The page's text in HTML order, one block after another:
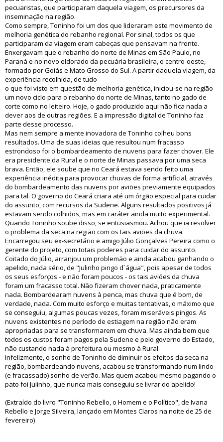
pecuaristas, que participaram daquela viagem, os precursores da
inseminação na região.
Como sempre, Toninho foi um dos que lideraram este movimento de
melhoria genética do rebanho regional. Por sinal, todos os que
participaram da viagem eram cabeças que pensavam na frente.
Enxergavam que o rebanho do norte de Minas em São Paulo, no
Paraná e no novo eldorado da pecuária brasileira, o centro-oeste,
formado por Goiás e Mato Grosso do Sul. A partir daquela viagem, da
experiência recolhida, de tudo
o que foi visto em questão de melhoria genética, iniciou-se na região
um novo ciclo para o rebanho do norte de Minas, tanto no gado de
corte como no leiteiro. Hoje, o gado produzido aqui não fica nada a
dever aos de outras regiões. E a impressão digital de Toninho faz
parte desse processo.
Mas nem sempre a mente inovadora de Toninho colheu bons
resultados. Uma de suas ideias que resultou num fracasso
estrondoso foi o bombardeamento de nuvens para fazer chover. Ele
era presidente da Rural e o norte de Minas passava por uma seca
brava. Então, ele soube que no Ceará estava sendo feito uma
experiência inédita para provocar chuvas de forma artificial, através
do bombardeamento das nuvens por aviões previamente equipados
para tal. O governo do Ceará criara até um órgão especial para cuidar
do assunto, com recursos da Sudene. Alguns resultados positivos já
estavam sendo colhidos, mas em caráter ainda muito experimental.
Quando Toninho soube disso, se entusiasmou. Achou que ia resolver
o problema da seca na região com os tais aviões da chuva.
Encarregou seu ex-secretário e amigo Júlio Gonçalves Pereira como o
gerente do projeto, com totais poderes para cuidar do assunto.
Coitado do Júlio, arranjou um problemão e ainda acabou ganhando o
apelido, nada sério, de "Julinho pingo d`água", pois apesar de todos
os seus esforços - e não foram poucos - os tais aviões da chuva
foram um fracasso total. Não fizeram chover nada, praticamente
nada. Bombardearam nuvens à penca, mas chuva que é bom, de
verdade, nada. Com muito esforço e muitas tentativas, o máximo que
se conseguiu, algumas poucas vezes, foram miseráveis pingos. As
nuvens existentes no período de estiagem na região não eram
apropriadas para se transformarem em chuva. Mas ainda bem que
todos os custos foram pagos pela Sudene e pelo governo do Estado,
não custando nada à prefeitura ou mesmo à Rural.
Infelizmente, o sonho de Toninho de diminuir os efeitos da seca na
região, bombardeando nuvens, acabou se transformando num lindo
(e fracassado) sonho de verão. Mas quem acabou mesmo pagando o
pato foi Julinho, que nunca mais conseguiu se livrar do apelido!
(Extraído do livro "Toninho Rebello, o Homem e o Político", de Ivana
Rebello e Jorge Silveira, lançado em Montes Claros na noite de 25 de
fevereiro)